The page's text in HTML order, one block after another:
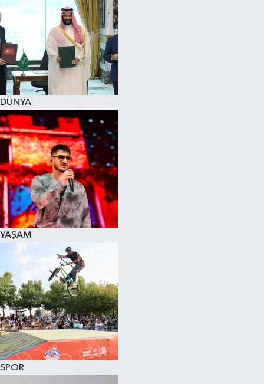
DÜNYA
YAŞAM
SPOR